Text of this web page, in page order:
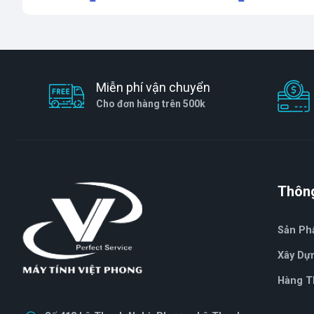
Miễn phí vận chuyển
Cho đơn hàng trên 500k
Sản
Xây
Hàng